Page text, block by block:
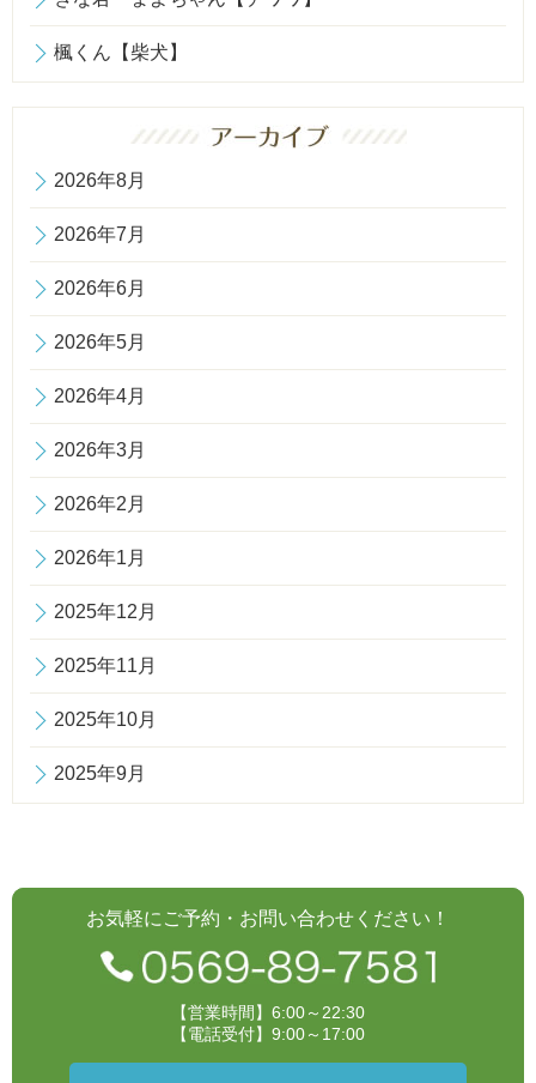
楓くん【柴犬】
2026年8月
2026年7月
2026年6月
2026年5月
2026年4月
2026年3月
2026年2月
2026年1月
2025年12月
2025年11月
2025年10月
2025年9月
お気軽にご予約・お問い合わせください！
【営業時間】6:00～22:30
【電話受付】9:00～17:00